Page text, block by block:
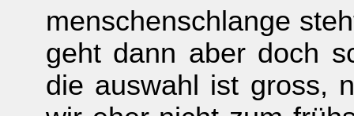
menschenschlange
geht dann aber doch
die auswahl ist gross,